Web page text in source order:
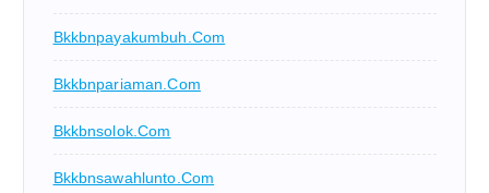
Bkkbnpayakumbuh.com
Bkkbnpariaman.com
Bkkbnsolok.com
Bkkbnsawahlunto.com